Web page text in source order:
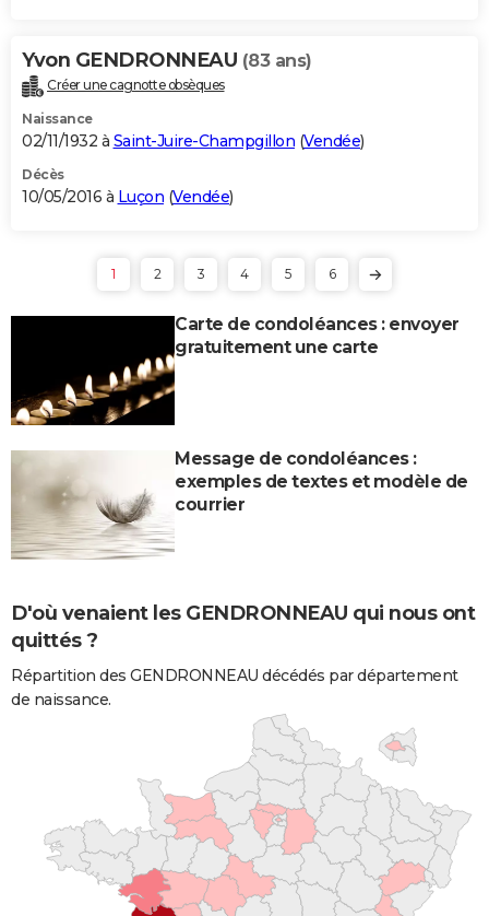
Yvon GENDRONNEAU (83 ans)
Créer une cagnotte obsèques
Naissance
02/11/1932 à Saint-Juire-Champgillon (Vendée)
Décès
10/05/2016 à Luçon (Vendée)
1 2 3 4 5 6
Carte de condoléances : envoyer
gratuitement une carte
Message de condoléances :
exemples de textes et modèle de
courrier
D'où venaient les GENDRONNEAU qui nous ont
quittés ?
Répartition des GENDRONNEAU décédés par département
de naissance.